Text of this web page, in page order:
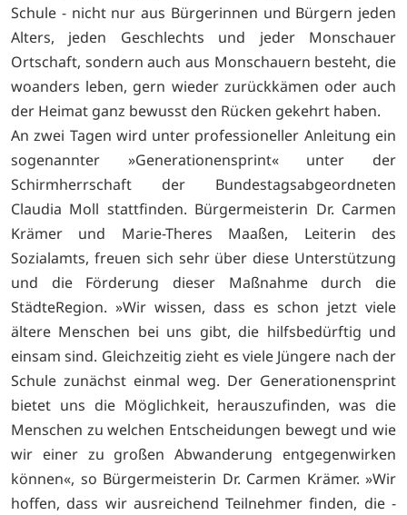
Schule - nicht nur aus Bürgerinnen und Bürgern jeden
Alters, jeden Geschlechts und jeder Monschauer
Ortschaft, sondern auch aus Monschauern besteht, die
woanders leben, gern wieder zurückkämen oder auch
der Heimat ganz bewusst den Rücken gekehrt haben.
An zwei Tagen wird unter professioneller Anleitung ein
sogenannter »Generationensprint« unter der
Schirmherrschaft der Bundestagsabgeordneten
Claudia Moll stattfinden. Bürgermeisterin Dr. Carmen
Krämer und Marie-Theres Maaßen, Leiterin des
Sozialamts, freuen sich sehr über diese Unterstützung
und die Förderung dieser Maßnahme durch die
StädteRegion. »Wir wissen, dass es schon jetzt viele
ältere Menschen bei uns gibt, die hilfsbedürftig und
einsam sind. Gleichzeitig zieht es viele Jüngere nach der
Schule zunächst einmal weg. Der Generationensprint
bietet uns die Möglichkeit, herauszufinden, was die
Menschen zu welchen Entscheidungen bewegt und wie
wir einer zu großen Abwanderung entgegenwirken
können«, so Bürgermeisterin Dr. Carmen Krämer. »Wir
hoffen, dass wir ausreichend Teilnehmer finden, die -